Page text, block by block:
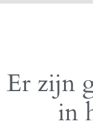
Er zijn
in